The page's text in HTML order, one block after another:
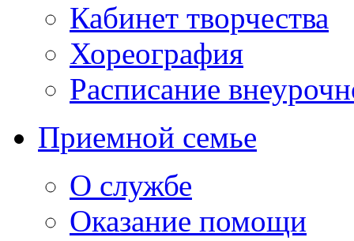
Кабинет творчества
Хореография
Расписание
Приемной семье
О службе
Оказание помощи